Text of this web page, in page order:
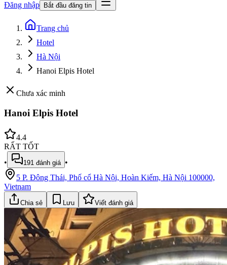
Đăng nhập
Bắt đầu đăng tin
Trang chủ
Hotel
Hà Nội
Hanoi Elpis Hotel
Chưa xác minh
Hanoi Elpis Hotel
4.4
RẤT TỐT
•
191 đánh giá •
5 P. Đông Thái, Phố cổ Hà Nội, Hoàn Kiếm, Hà Nội 100000,
Vietnam
Chia sẻ Lưu Viết đánh giá